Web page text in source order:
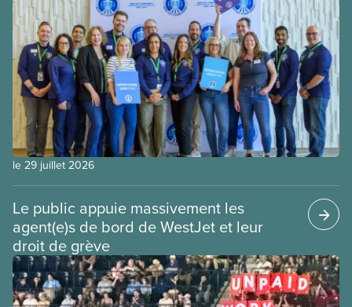
le 29 juillet 2026
Le public appuie massivement les
agent(e)s de bord de WestJet et leur
droit de grève